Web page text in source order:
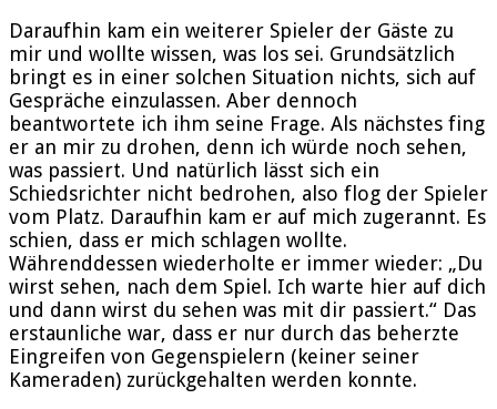
Daraufhin kam ein weiterer Spieler der Gäste zu
mir und wollte wissen, was los sei. Grundsätzlich
bringt es in einer solchen Situation nichts, sich auf
Gespräche einzulassen. Aber dennoch
beantwortete ich ihm seine Frage. Als nächstes fing
er an mir zu drohen, denn ich würde noch sehen,
was passiert. Und natürlich lässt sich ein
Schiedsrichter nicht bedrohen, also flog der Spieler
vom Platz. Daraufhin kam er auf mich zugerannt. Es
schien, dass er mich schlagen wollte.
Währenddessen wiederholte er immer wieder: „Du
wirst sehen, nach dem Spiel. Ich warte hier auf dich
und dann wirst du sehen was mit dir passiert.“ Das
erstaunliche war, dass er nur durch das beherzte
Eingreifen von Gegenspielern (keiner seiner
Kameraden) zurückgehalten werden konnte.